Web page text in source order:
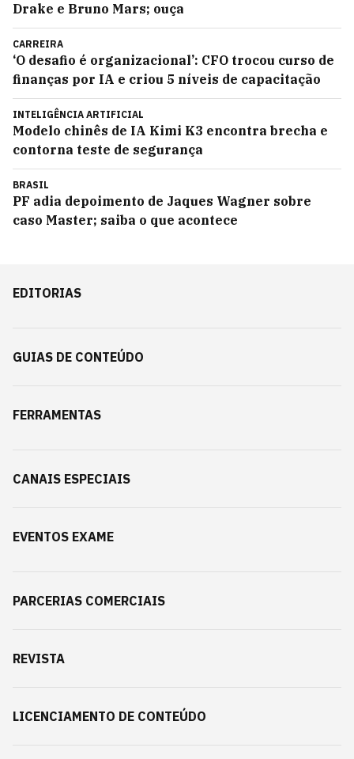
Drake e Bruno Mars; ouça
CARREIRA
‘O desafio é organizacional’: CFO trocou curso de
finanças por IA e criou 5 níveis de capacitação
INTELIGÊNCIA ARTIFICIAL
Modelo chinês de IA Kimi K3 encontra brecha e
contorna teste de segurança
BRASIL
PF adia depoimento de Jaques Wagner sobre
caso Master; saiba o que acontece
EDITORIAS
GUIAS DE CONTEÚDO
FERRAMENTAS
CANAIS ESPECIAIS
EVENTOS EXAME
PARCERIAS COMERCIAIS
REVISTA
LICENCIAMENTO DE CONTEÚDO